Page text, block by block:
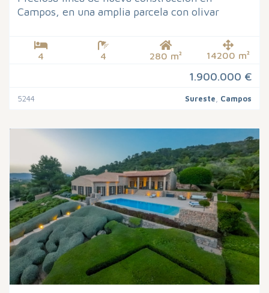
Campos, en una amplia parcela con olivar
4 4 280 m² 14200 m²
1.900.000 €
5244 Sureste Campos